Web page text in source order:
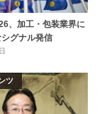
、加工・包装業界に
グナル発信
ツ